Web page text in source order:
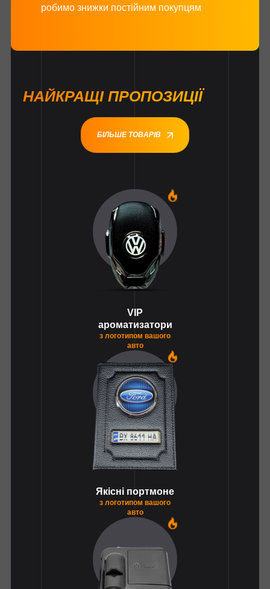
робимо знижки постійним покупцям
НАЙКРАЩІ ПРОПОЗИЦІЇ
БІЛЬШЕ ТОВАРІВ
VIP
ароматизатори
з логотипом вашого
авто
Якісні портмоне
з логотипом вашого
авто